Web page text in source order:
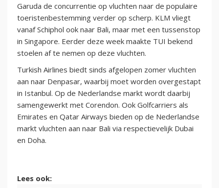
Garuda de concurrentie op vluchten naar de populaire
toeristenbestemming verder op scherp. KLM vliegt
vanaf Schiphol ook naar Bali, maar met een tussenstop
in Singapore. Eerder deze week maakte TUI bekend
stoelen af te nemen op deze vluchten.
Turkish Airlines biedt sinds afgelopen zomer vluchten
aan naar Denpasar, waarbij moet worden overgestapt
in Istanbul. Op de Nederlandse markt wordt daarbij
samengewerkt met Corendon. Ook Golfcarriers als
Emirates en Qatar Airways bieden op de Nederlandse
markt vluchten aan naar Bali via respectievelijk Dubai
en Doha.
Lees ook: